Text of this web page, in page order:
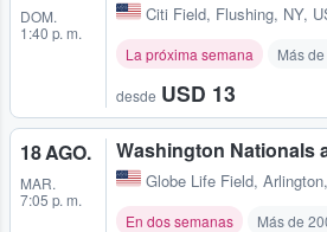
DOM.
1:40 p. m.
Citi Field, Flushing, NY,
La próxima semana Más
desde USD 13
18 AGO.
MAR.
7:05 p. m.
Washington Nationals
Globe Life Field,
En dos semanas Más de